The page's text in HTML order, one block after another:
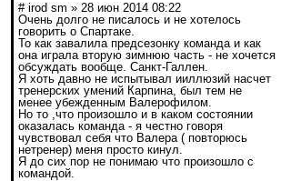
# irod sm » 28 июн 2014 08:22
Очень долго не писалось и не хотелось
говорить о Спартаке.
То как завалила предсезонку команда и как
она играла вторую зимнюю часть - не хочется
обсуждать вообще. Санкт-Галлен.
Я хоть давно не испытывал ииллюзий насчет
тренерских умений Карпина, был тем не
менее убежденным Валерофилом.
Но то ,что произошло и в каком состоянии
оказалась команда - я честно говоря
чувствовал себя что Валера ( повторюсь
нетренер) меня просто кинул.
Я до сих пор не понимаю что произошло с
командой.